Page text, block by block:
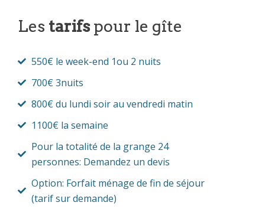
Les tarifspour le gîte
550€ le week-end 1ou 2 nuits
700€ 3nuits
800€ du lundi soir au vendredi matin
1100€ la semaine
Pour la totalité de la grange 24
personnes: Demandez un devis
Option: Forfait ménage de fin de séjour
(tarif sur demande)